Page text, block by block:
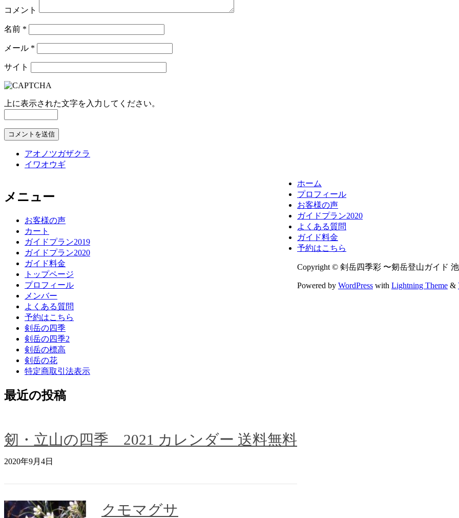
コメント
名前 *
メール *
サイト
上に表示された文字を入力してください。
アオノツガザクラ
イワオウギ
メニュー
お客様の声
カート
ガイドプラン2019
ガイドプラン2020
ガイド料金
トップページ
プロフィール
メンバー
よくある質問
予約はこちら
剣岳の四季
剣岳の四季2
剣岳の標高
剣岳の花
特定商取引法表示
最近の投稿
剱・立山の四季 2021 カレンダー 送料無料
2020年9月4日
クモマグサ
ホーム
プロフィール
お客様の声
ガイドプラン2020
よくある質問
ガイド料金
予約はこちら
Copyright © 剣岳四季彩 〜剱岳登山ガイド
Powered by WordPress with Lightning Theme &